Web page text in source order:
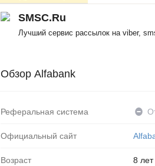
SMSC.Ru
Лучший сервис рассылок на viber,
Обзор Alfabank
Реферальная система
Официальный сайт
Возраст 8 лет